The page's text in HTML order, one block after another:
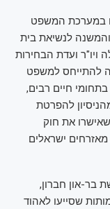
במערכת המשפט
לנשיאת בית
ועדת הבחירות
להתייחס למשפט
חיים רבים,
להפרטת
את חוק
ישראלים
בר-און חברון,
שסייעו לאהוד